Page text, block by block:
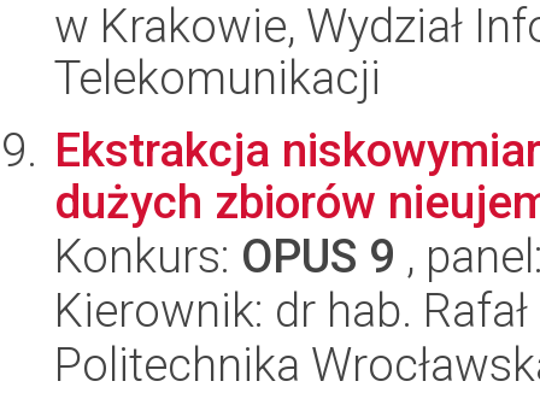
w Krakowie, Wydział
Telekomunikacji
Ekstrakcja
dużych zbiorów
Konkurs: OPUS 9 ,
Kierownik: dr hab.
Politechnika